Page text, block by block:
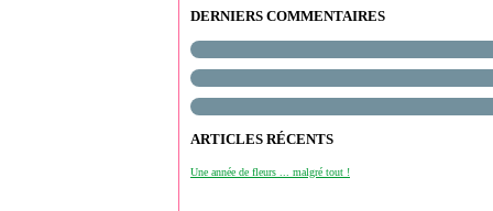
DERNIERS COMMENTAIRES
ARTICLES RÉCENTS
Une année de fleurs ... malgré tout !